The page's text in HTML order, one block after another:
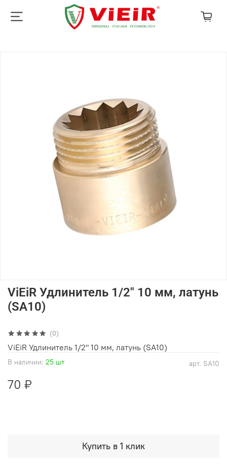
(0)
арт. SA10
В наличии: 25 шт
ViEiR Удлинитель 1/2" 10 мм, латунь
(SA10)
70 ₽
Купить в 1 клик
ViEiR Удлинитель 1/2" 10 мм, латунь (SA10)